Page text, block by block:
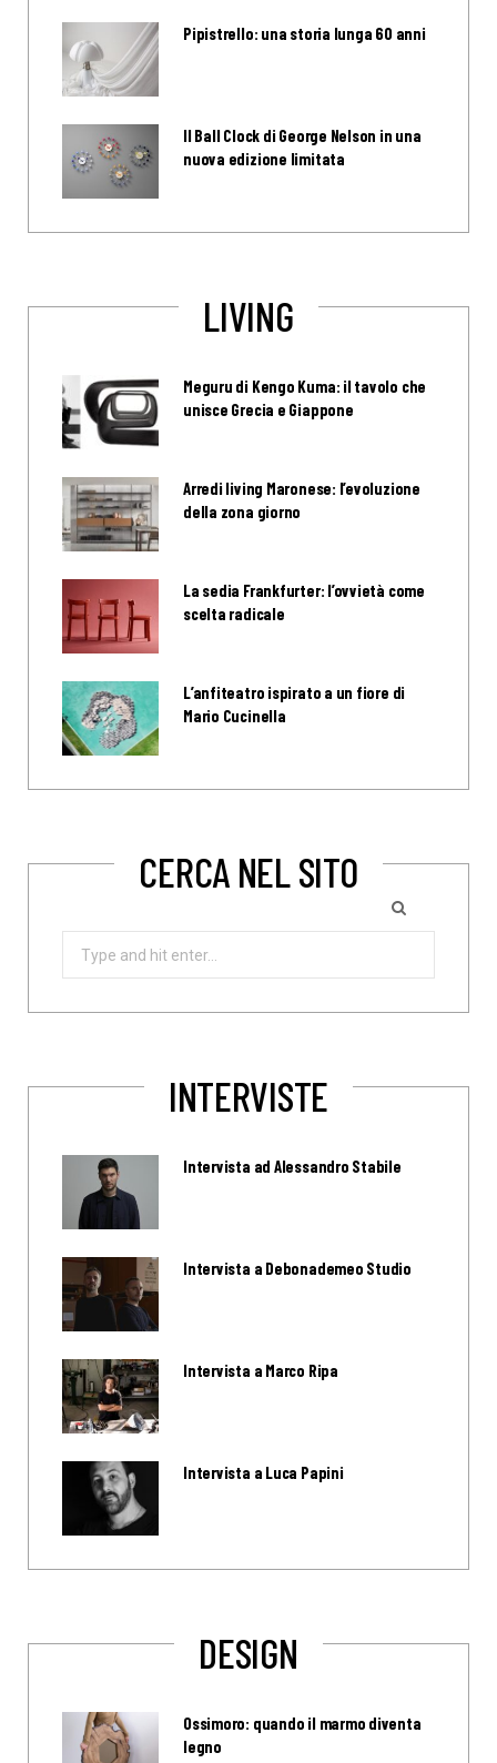
Pipistrello: una storia lunga 60 anni
Il Ball Clock di George Nelson in una
nuova edizione limitata
LIVING
Meguru di Kengo Kuma: il tavolo che
unisce Grecia e Giappone
Arredi living Maronese: l’evoluzione
della zona giorno
La sedia Frankfurter: l’ovvietà come
scelta radicale
L’anfiteatro ispirato a un fiore di
Mario Cucinella
CERCA NEL SITO
INTERVISTE
Intervista ad Alessandro Stabile
Intervista a Debonademeo Studio
Intervista a Marco Ripa
Intervista a Luca Papini
DESIGN
Ossimoro: quando il marmo diventa
legno